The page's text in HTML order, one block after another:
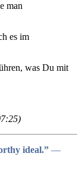
man
es im
was Du mit
ideal.” ―